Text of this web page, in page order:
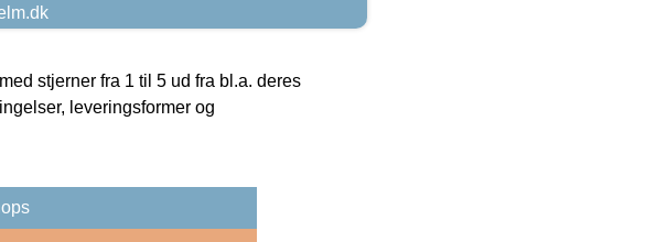
stjerner fra 1 til 5 ud fra bl.a. deres
leveringsformer og